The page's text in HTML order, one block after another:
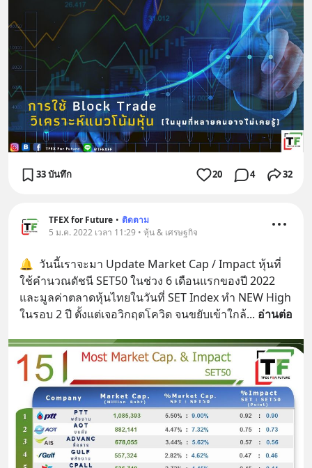
33 บันทึก 20 4 32
TFEX for Future • ติดตาม
5 ม.ค. 2022 เวลา 11:29 • หุ้น & เศรษฐกิจ
🔔  วันนี้เราจะมา Update Market Cap / Impact หุ้นที่
ใช้คำนวณดัชนี SET50 ในช่วง 6 เดือนแรกของปี 2022
และมูลค่าตลาดหุ้นไทยในวันที่ SET Index ทำ NEW High
ในรอบ 2 ปี ตั้งแต่เจอวิกฤตโควิด จนขยับเข้าใกล้... อ่านต่อ